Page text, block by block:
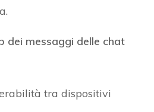
dei messaggi delle chat
tra dispositivi